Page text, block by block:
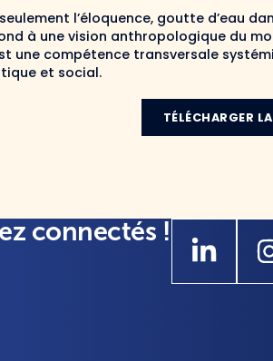
l’éloquence, goutte d’eau
à une vision anthropologique du
une compétence transversale
et social.
TÉLÉCHARGER
connectés !